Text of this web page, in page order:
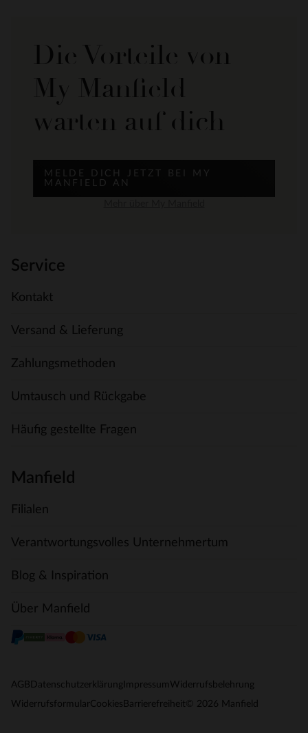
Die Vorteile von
My Manfield
warten auf dich
MELDE DICH JETZT BEI MY
MANFIELD AN
Service
Kontakt
Versand & Lieferung
Zahlungsmethoden
Umtausch und Rückgabe
Häufig gestellte Fragen
Manfield
Filialen
Verantwortungsvolles Unternehmertum
Blog & Inspiration
Über Manfield
AGB Datenschutzerklärung Impressum Widerrufsbelehrung
WiderrufsformularCookies Barrierefreiheit © 2026 Manfield